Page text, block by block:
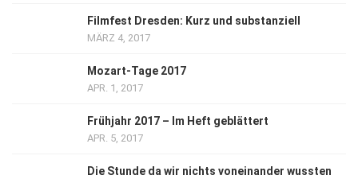
Filmfest Dresden: Kurz und substanziell
MÄRZ 4, 2017
Mozart-Tage 2017
APR. 1, 2017
Frühjahr 2017 – Im Heft geblättert
APR. 5, 2017
Die Stunde da wir nichts voneinander wussten